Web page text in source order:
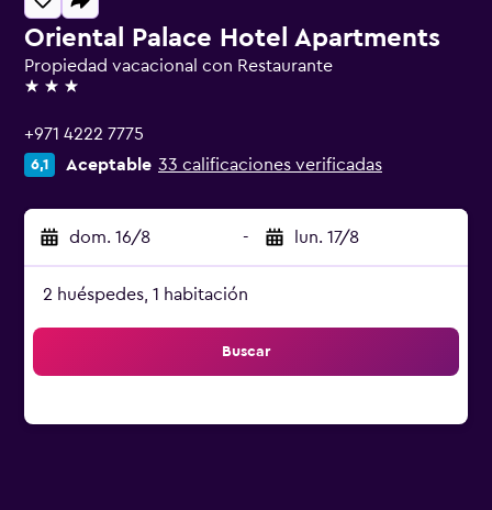
Oriental Palace Hotel Apartments
Propiedad vacacional con Restaurante
3 estrellas
+971 4222 7775
6,1 Aceptable 33 calificaciones verificadas
dom. 16/8 - lun. 17/8
2 huéspedes, 1 habitación
Buscar